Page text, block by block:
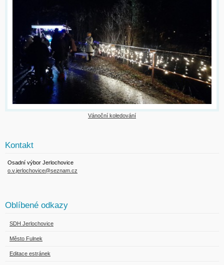
Vánoční koledování
Kontakt
Osadní výbor Jerlochovice
o.v.jerlochovice@seznam.cz
Oblíbené odkazy
SDH Jerlochovice
Město Fulnek
Editace estránek